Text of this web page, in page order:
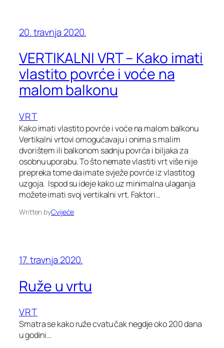
20. travnja 2020.
VERTIKALNI VRT – Kako imati
vlastito povrće i voće na
malom balkonu
VRT
Kako imati vlastito povrće i voće na malom balkonu
Vertikalni vrtovi omogućavaju i onima s malim
dvorištem ili balkonom sadnju povrća i biljaka za
osobnu uporabu. To što nemate vlastiti vrt više nije
prepreka tome da imate svježe povrće iz vlastitog
uzgoja. Ispod su ideje kako uz minimalna ulaganja
možete imati svoj vertikalni vrt. Faktori…
Written byCvijeće
17. travnja 2020.
Ruže u vrtu
VRT
Smatra se kako ruže cvatu čak negdje oko 200 dana
u godini…